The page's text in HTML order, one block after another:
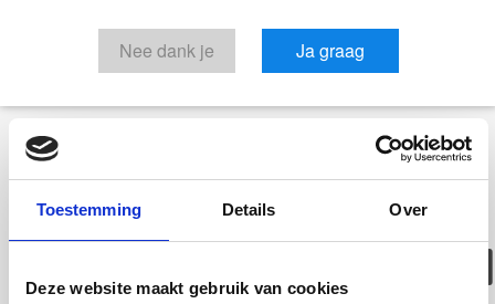
Toestemming Details Over
Deze website maakt gebruik van cookies
Deze woning is
helaas
verhuurd/verwijderd
Nee dank je Ja graag